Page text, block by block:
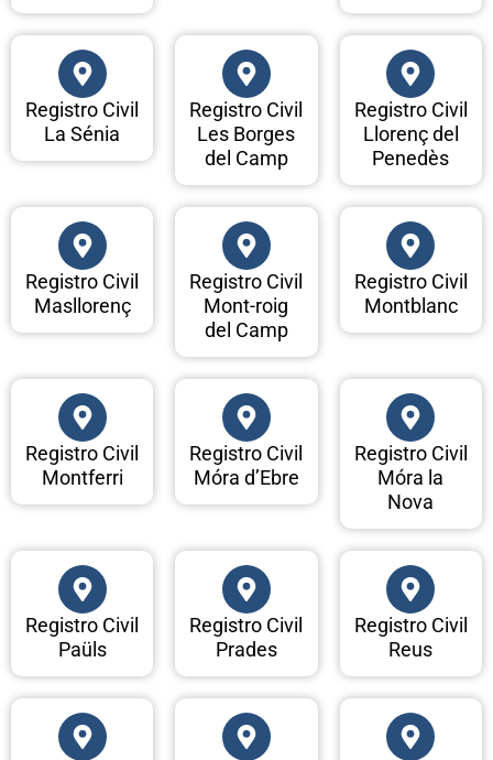
Registro Civil
La Sénia
Registro Civil
Les Borges
del Camp
Registro Civil
Llorenç del
Penedès
Registro Civil
Masllorenç
Registro Civil
Mont-roig
del Camp
Registro Civil
Montblanc
Registro Civil
Montferri
Registro Civil
Móra d’Ebre
Registro Civil
Móra la
Nova
Registro Civil
Paüls
Registro Civil
Prades
Registro Civil
Reus